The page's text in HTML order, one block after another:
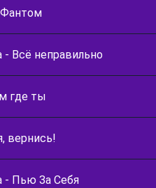
Фантом
Всё неправильно
где ты
вернись!
- Пью За Себя